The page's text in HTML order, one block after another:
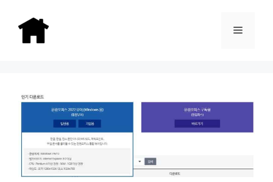
content
Menu